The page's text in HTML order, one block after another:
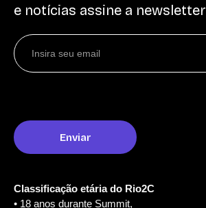
e notícias assine a newsletter
Classificação etária do Rio2C
• 18 anos durante Summit,